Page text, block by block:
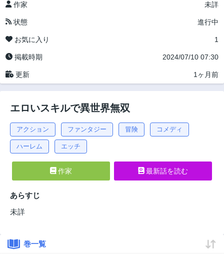
作家 未詳
状態 進行中
お気に入り 1
掲載時期 2024/07/10 07:30
更新 1ヶ月前
エロいスキルで異世界無双
アクション ファンタジー 冒険 コメディ
ハーレム エッチ
作家 最新話を読む
あらすじ
未詳
巻一覧